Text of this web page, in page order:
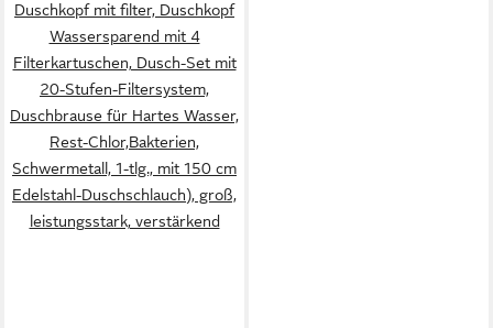
Duschkopf mit filter, Duschkopf
Wassersparend mit 4
Filterkartuschen, Dusch-Set mit
20-Stufen-Filtersystem,
Duschbrause für Hartes Wasser,
Rest-Chlor,Bakterien,
Schwermetall, 1-tlg., mit 150 cm
Edelstahl-Duschschlauch), groß,
leistungsstark, verstärkend